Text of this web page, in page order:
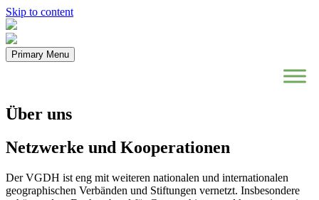
Skip to content
Primary Menu
Über uns
Netzwerke und Kooperationen
Der VGDH ist eng mit weiteren nationalen und internationalen
geographischen Verbänden und Stiftungen vernetzt. Insbesondere